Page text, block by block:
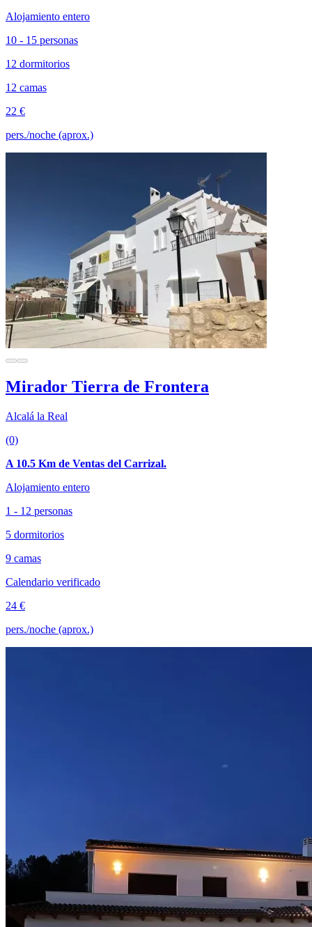
Alojamiento entero
10 - 15 personas
12 dormitorios
12 camas
22 €
pers./noche (aprox.)
Mirador Tierra de Frontera
Alcalá la Real
(0)
A 10.5 Km de Ventas del Carrizal.
Alojamiento entero
1 - 12 personas
5 dormitorios
9 camas
Calendario verificado
24 €
pers./noche (aprox.)